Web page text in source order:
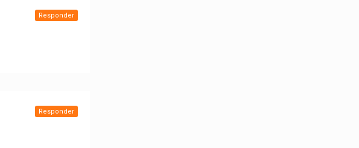
Responder
Responder